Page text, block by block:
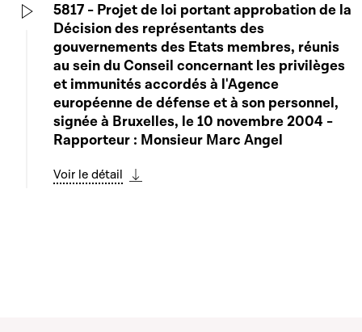
5817 - Projet de loi portant approbation de la
Décision des représentants des
gouvernements des Etats membres, réunis
au sein du Conseil concernant les privilèges
et immunités accordés à l'Agence
européenne de défense et à son personnel,
signée à Bruxelles, le 10 novembre 2004 -
Rapporteur : Monsieur Marc Angel
Voir le détail